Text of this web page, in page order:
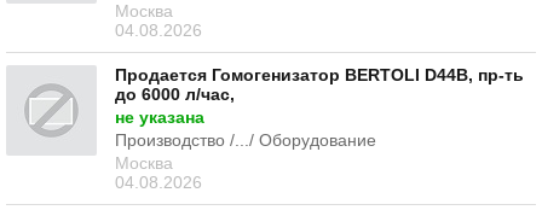
Москва
04.08.2026
Продается Гомогенизатор BERTOLI D44B, пр-ть
до 6000 л/час,
не указана
Производство /.../ Оборудование
Москва
04.08.2026